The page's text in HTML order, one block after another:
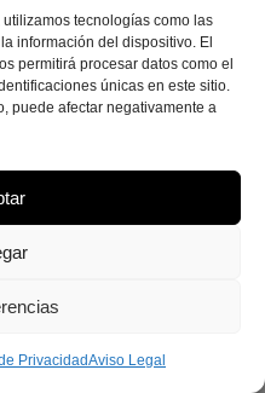
tecnologías como las
información del dispositivo. El
permitirá procesar datos como el
únicas en este sitio.
puede afectar negativamente a
PrivacidadAviso Legal
2025